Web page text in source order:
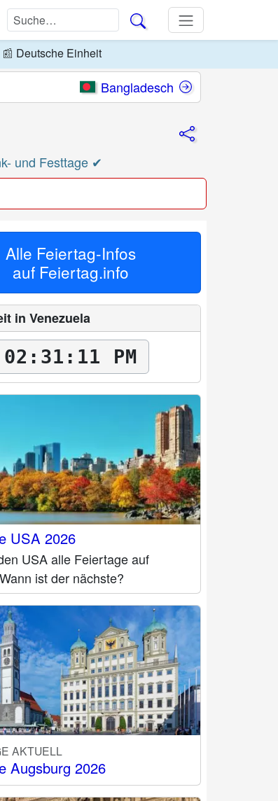
📰 Deutsche Einheit
Bangladesch
und Festtage ✔
Alle Feiertag-Infos
auf Feiertag.info
in Venezuela
02:31:12 PM
USA 2026
USA alle Feiertage auf
ist der nächste?
AKTUELL
Augsburg 2026